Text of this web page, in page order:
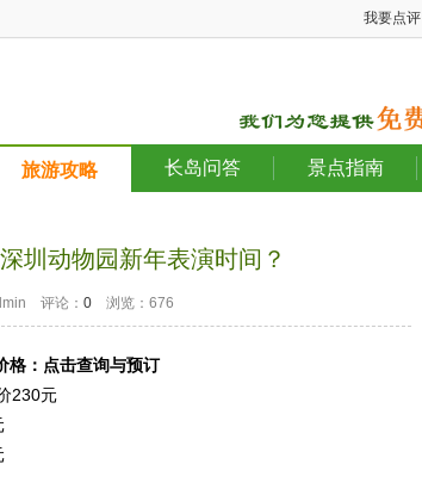
我要点评
旅游攻略 长岛问答 景点指南
圳动物园新年表演时间？
评论： 0浏览：676
格：点击查询与预订
230元